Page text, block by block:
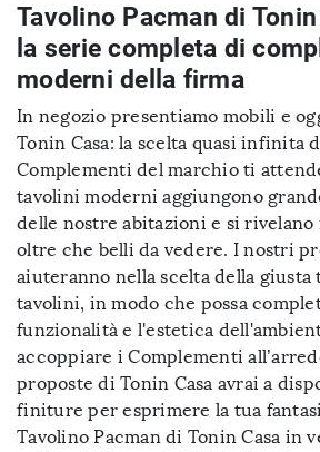
Tavolino Pacman di
la serie completa di
moderni della firma
In negozio presentiamo mobili e
Tonin Casa: la scelta quasi infinita
Complementi del marchio ti
tavolini moderni aggiungono
delle nostre abitazioni e si
oltre che belli da vedere. I nostri
aiuteranno nella scelta della giusta
tavolini, in modo che possa
funzionalità e l'estetica
accoppiare i Complementi
proposte di Tonin Casa avrai a
finiture per esprimere la tua
Tavolino Pacman di Tonin Casa in